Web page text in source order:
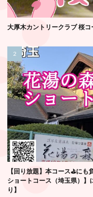
大厚木カントリークラブ 桜
【回り放題】本コース⛳️に
ショートコース（埼玉県）
り】